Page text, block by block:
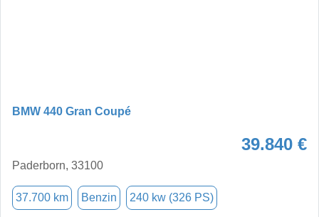
BMW 440 Gran Coupé
39.840 €
Paderborn, 33100
37.700 km Benzin 240 kw (326 PS)